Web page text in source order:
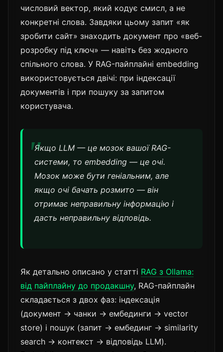
числовий вектор, який кодує смисл, а не
конкретні слова. Завдяки цьому запит «як
зробити сайт» знаходить документ про «веб-
розробку під ключ» — навіть без жодного
спільного слова. У RAG-пайплайні embedding
використовується двічі: при індексації
документів і при пошуку за запитом
користувача.
Якщо LLM — це мозок вашої RAG-
системи, то embedding — це очі.
Мозок може бути геніальним, але
якщо очі бачать розмито — він
отримає неправильну інформацію і
дасть неправильну відповідь.
Як детально описано у статті RAG з Ollama:
від пайплайну до продакшну, RAG-пайплайн
складається з двох фаз: індексація
(документ → чанки → ембединги → vector
store) і пошук (запит → ембединг → similarity
search → контекст → відповідь LLM).